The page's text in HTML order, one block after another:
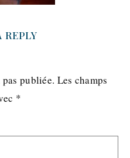
REPLY
publiée. Les champs
*